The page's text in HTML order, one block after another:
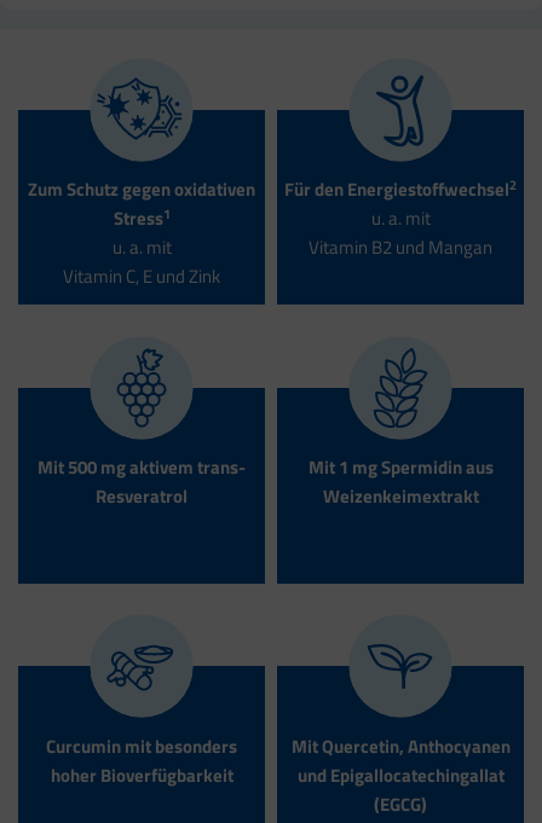
Zum Schutz gegen oxidativen
Stress1
u. a. mit
Vitamin C, E und Zink
Für den Energie­stoffwechsel2
u. a. mit
Vitamin B2 und Mangan
Mit 500 mg aktivem trans-
Resveratrol
Mit 1 mg Spermidin aus
Weizenkeim­extrakt
Curcumin mit besonders
hoher Bioverfügbarkeit
Mit Quercetin, Anthocyanen
und Epigallocatechin­gallat
(EGCG)